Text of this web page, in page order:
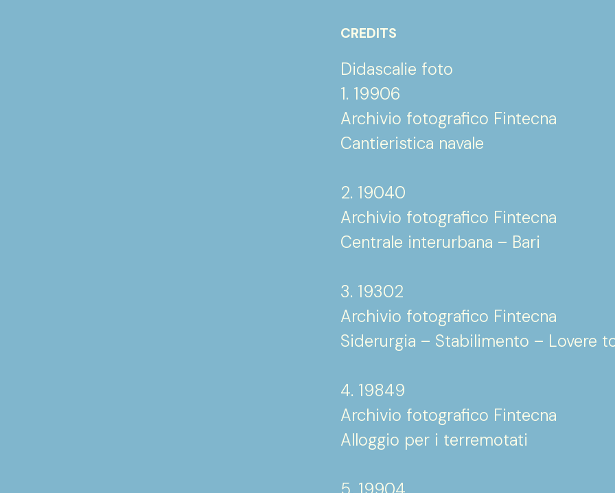
CREDITS
Didascalie foto
1. 19906
Archivio fotografico Fintecna
Cantieristica navale
2. 19040
Archivio fotografico Fintecna
Centrale interurbana – Bari
3. 19302
Archivio fotografico Fintecna
Siderurgia – Stabilimento – Lovere
4. 19849
Archivio fotografico Fintecna
Alloggio per i terremotati